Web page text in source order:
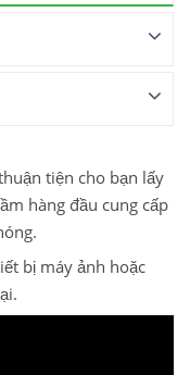
tiện cho bạn lấy
hàng đầu cung cấp
bị máy ảnh hoặc